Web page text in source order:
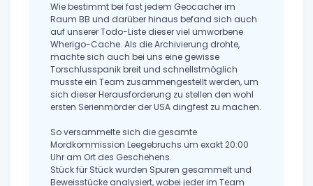
Wie bestimmt bei fast jedem Geocacher im
Raum BB und darüber hinaus befand sich auch
auf unserer Todo-Liste dieser viel umworbene
Wherigo-Cache. Als die Archivierung drohte,
machte sich auch bei uns eine gewisse
Torschlusspanik breit und schnellstmöglich
musste ein Team zusammengestellt werden, um
sich dieser Herausforderung zu stellen den wohl
ersten Serienmörder der USA dingfest zu machen.
So versammelte sich die gesamte
Mordkommission Leegebruchs um exakt 20:00
Uhr am Ort des Geschehens.
Stück für Stück wurden Spuren gesammelt und
Beweisstücke analysiert, wobei jeder im Team